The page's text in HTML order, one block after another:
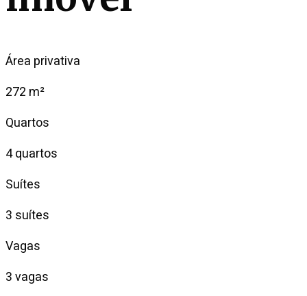
Área privativa
272 m²
Quartos
4 quartos
Suítes
3 suítes
Vagas
3 vagas